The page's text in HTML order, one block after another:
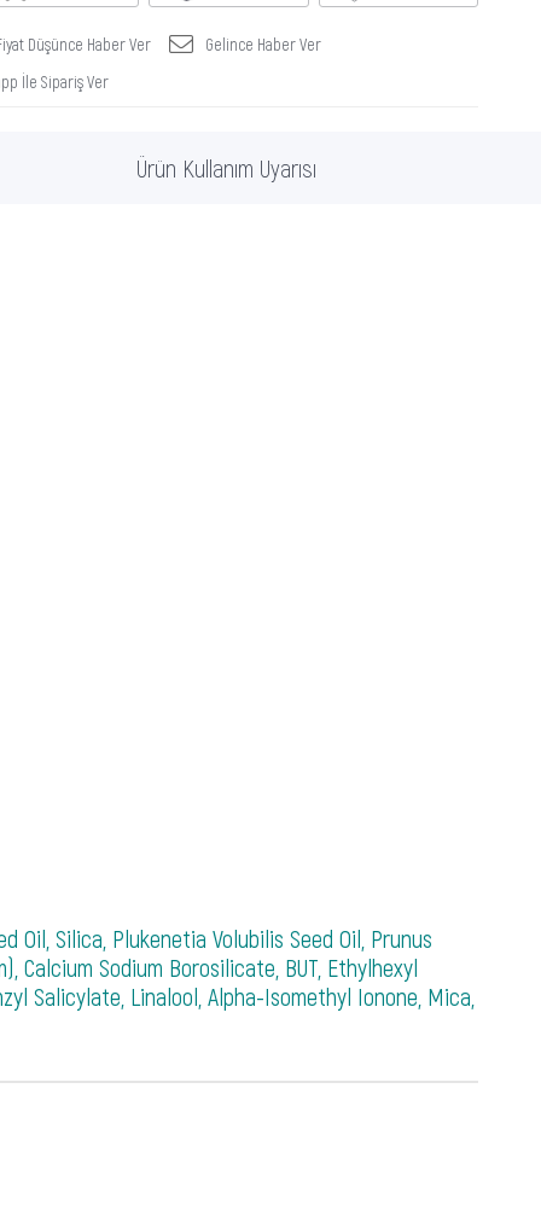
Düşünce Haber Ver
Gelince Haber Ver
İle Sipariş Ver
Ürün Kullanım Uyarısı
Oil, Silica, Plukenetia Volubilis Seed Oil, Prunus
Calcium Sodium Borosilicate, BUT, Ethylhexyl
Salicylate, Linalool, Alpha-Isomethyl Ionone, Mica,